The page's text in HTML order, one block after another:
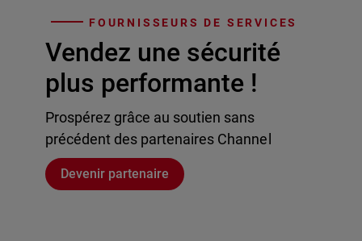
FOURNISSEURS DE SERVICES
Vendez une sécurité
plus performante !
Prospérez grâce au soutien sans
précédent des partenaires Channel
Devenir partenaire